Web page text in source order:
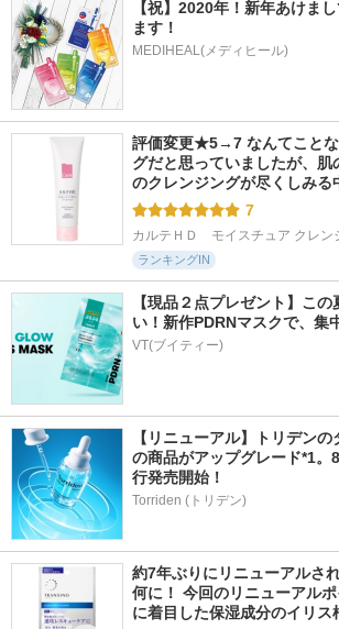
【祝】2020年！新年あけま
ます！
MEDIHEAL(メディヒール)
評価変更★5→7 なんてこと
グだと思っていましたが、肌
のクレンジングが尽くしみ
7
カルテＨＤ　モイスチュア クレ
ランキングIN
【現品２点プレゼント】こ
い！新作PDRNマスクで、集
VT(ブイティー)
【リニューアル】トリデン
の商品がアップグレード*1
行発売開始！
Torriden (トリデン)
約7年ぶりにリニューアルさ
何に！ 今回のリニューアル
に着目した保湿成分のイリ